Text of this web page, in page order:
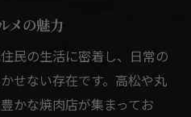
メの魅力
民の生活に密着し、日常の
せない存在です。高松や丸
かな焼肉店が集まってお